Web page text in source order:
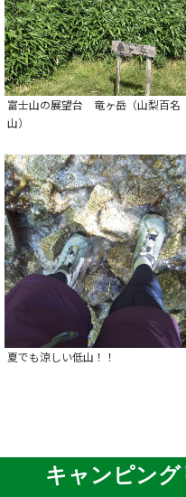
富士山の展望台 竜ヶ岳（山梨百名
山）
夏でも涼しい低山！！
キャンピン